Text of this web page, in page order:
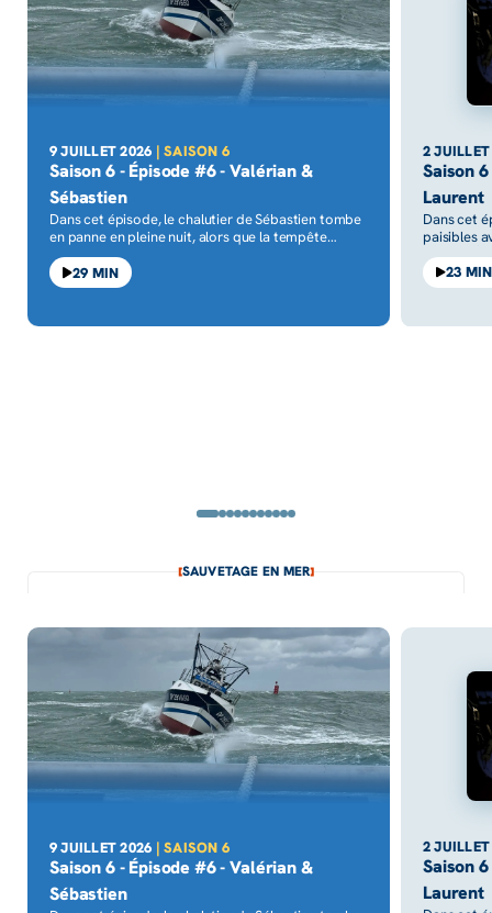
9 JUILLET 2026 | SAISON 6
Saison 6 - Épisode #6 - Valérian &
Sébastien
Dans cet épisode, le chalutier de Sébastien tombe
en panne en pleine nuit, alors que la tempête
Benjamin se lève. À Ouistreham, Valérian,
sauveteur, appareille avec la SNSM pour une
intervention hors norme, sur une mer déchaînée.
une belle leçon de solidarité maritime.
29 MIN
2
Saison
Laurent
Dans cet
paisibles
de Belle-
surgit en
dans les
risques.
23 MIN
SAUVETAGE EN MER
9 JUILLET 2026 | SAISON 6
Saison 6 - Épisode #6 - Valérian &
Sébastien
2
Saison
Laurent